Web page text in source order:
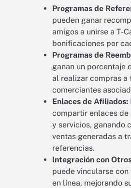
Programas de
pueden ganar
amigos a unirse a T-
bonificaciones por
Programas de
ganan un porcentaje
al realizar compras a
comerciantes
Enlaces de Afiliados:
compartir enlaces
y servicios, ganando
ventas generadas a
referencias.
Integración con
puede vincularse
en línea, mejorando